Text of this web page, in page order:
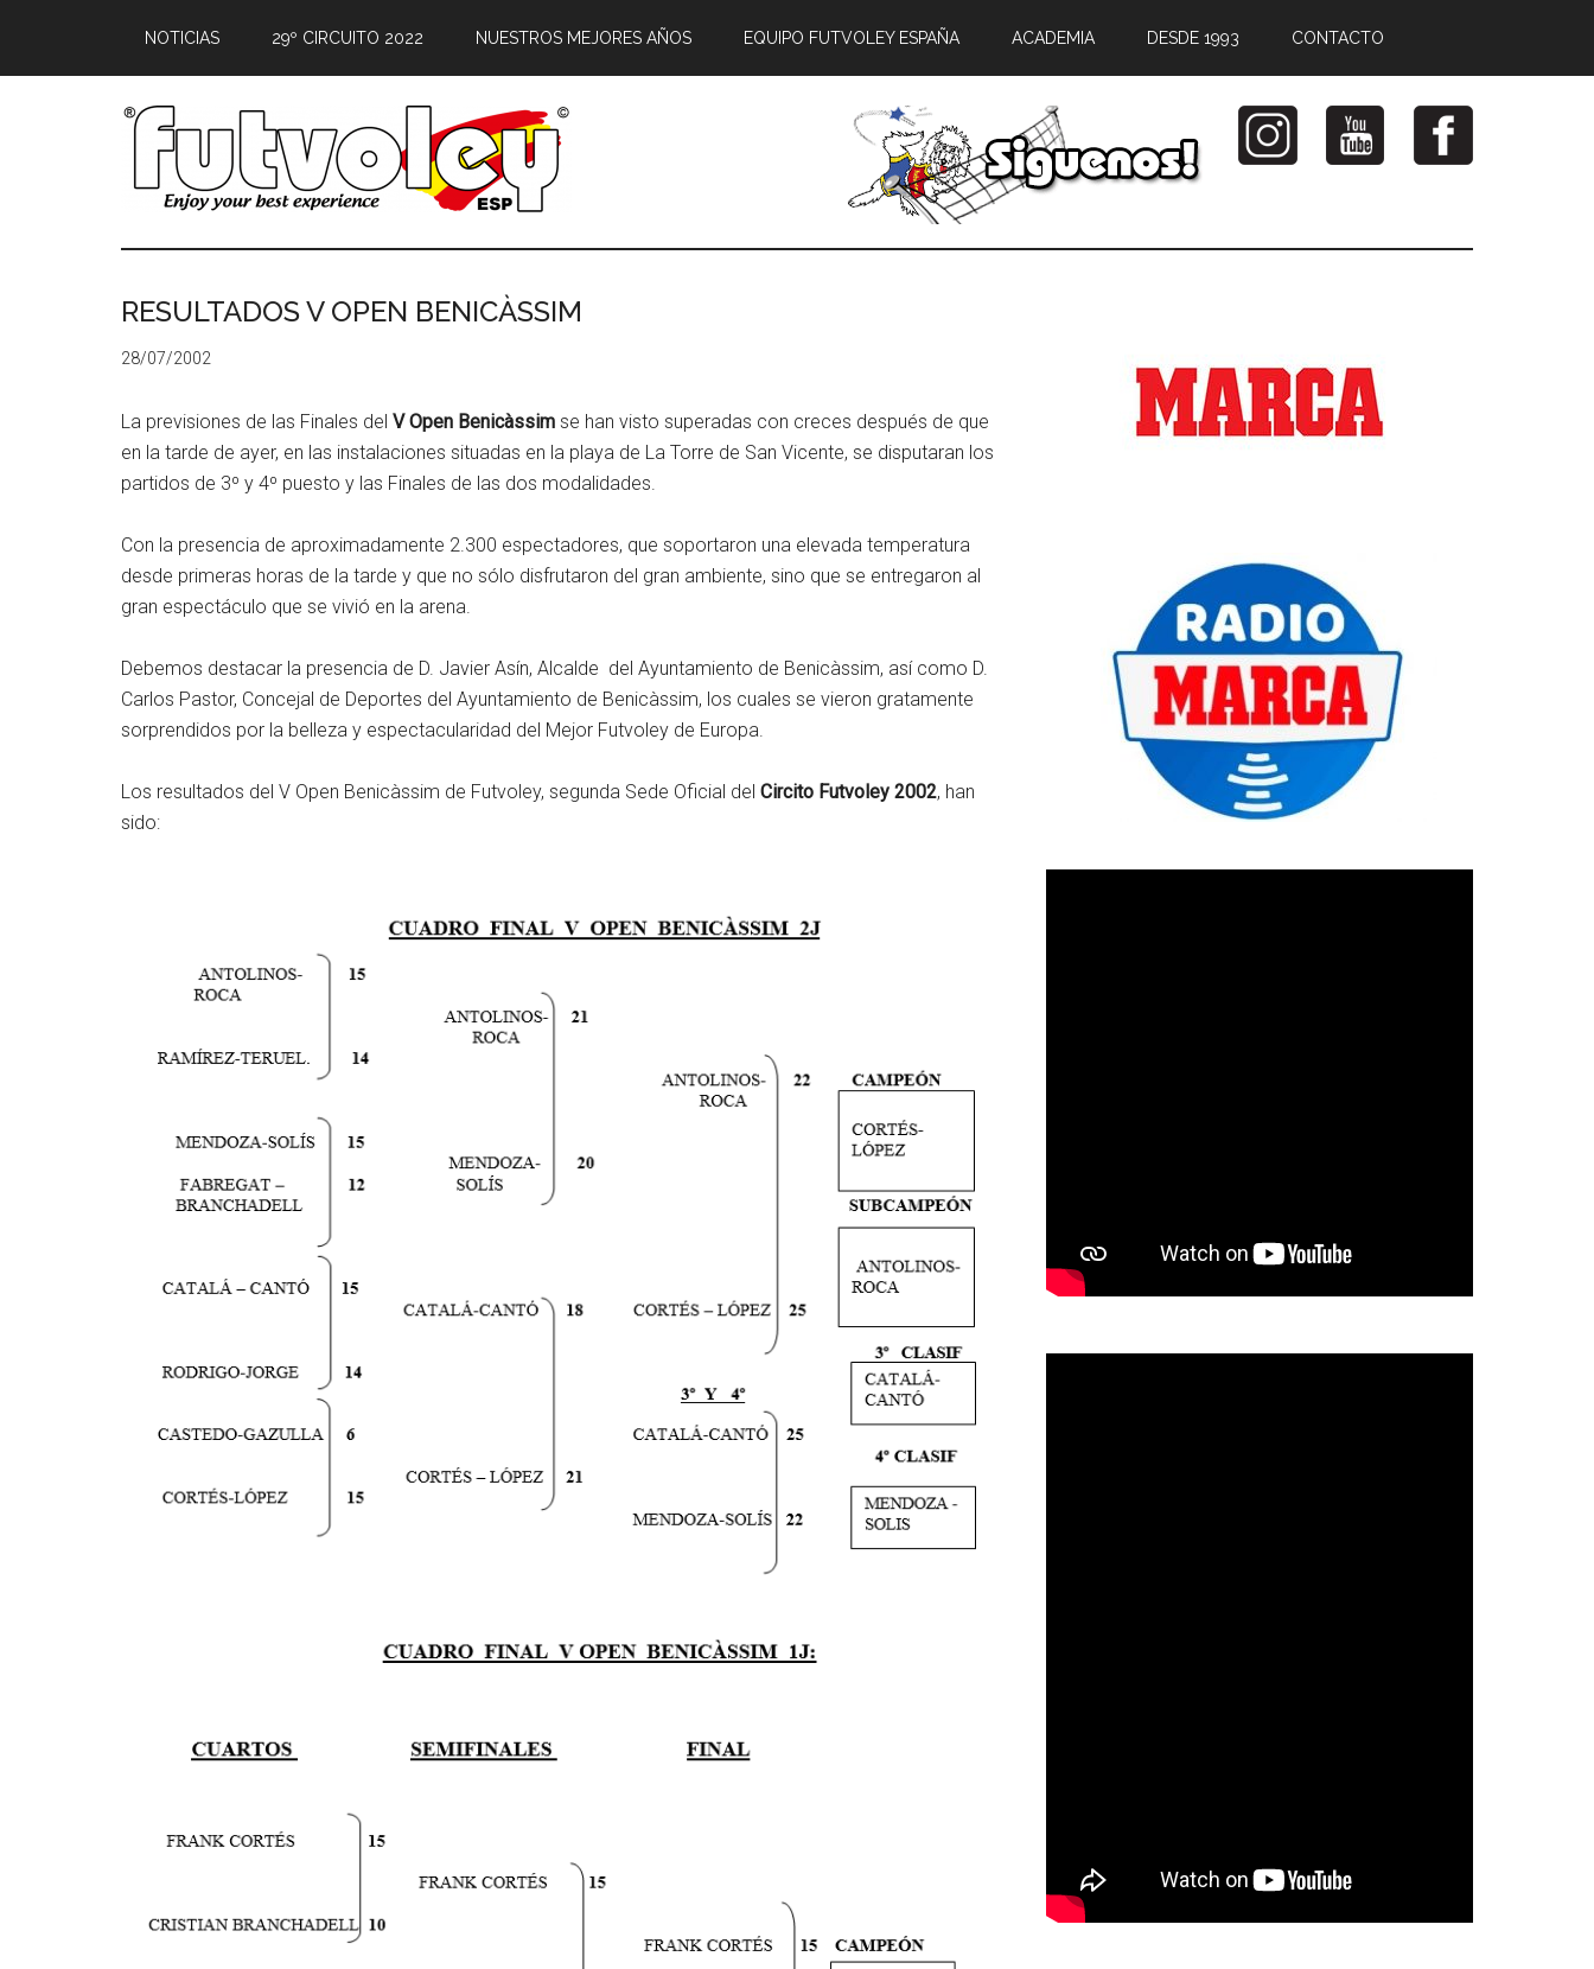
NOTICIAS 29º CIRCUITO 2022 NUESTROS MEJORES AÑOS EQUIPO FUTVOLEY ESPAÑA ACADEMIA DESDE 1993 CONTACTO
RESULTADOS V OPEN BENICÀSSIM
28/07/2002
La previsiones de las Finales del V Open Benicàssim se han visto superadas con creces después de que
en la tarde de ayer, en las instalaciones situadas en la playa de La Torre de San Vicente, se disputaran los
partidos de 3º y 4º puesto y las Finales de las dos modalidades.
Con la presencia de aproximadamente 2.300 espectadores, que soportaron una elevada temperatura
desde primeras horas de la tarde y que no sólo disfrutaron del gran ambiente, sino que se entregaron al
gran espectáculo que se vivió en la arena.
Debemos destacar la presencia de D. Javier Asín, Alcalde del Ayuntamiento de Benicàssim, así como D.
Carlos Pastor, Concejal de Deportes del Ayuntamiento de Benicàssim, los cuales se vieron gratamente
sorprendidos por la belleza y espectacularidad del Mejor Futvoley de Europa.
Los resultados del V Open Benicàssim de Futvoley, segunda Sede Oficial del Circito Futvoley 2002, han
sido: